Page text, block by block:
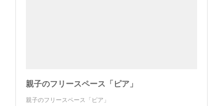
親子のフリースペース「ピア」
親子のフリースペース「ピア」